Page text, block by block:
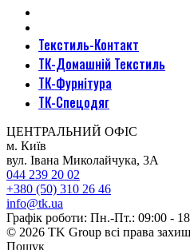
Текстиль-Контакт
ТК-Домашній Текстиль
ТК-Фурнітура
ТК-Спецодяг
ЦЕНТРАЛЬНИЙ ОФІС
м. Київ
вул. Івана Миколайчука, 3А
044 239 20 02
+380 (50) 310 26 46
info@tk.ua
Графік роботи: Пн.-Пт.: 09:00 -
© 2026 TK Group всі права
Пошук